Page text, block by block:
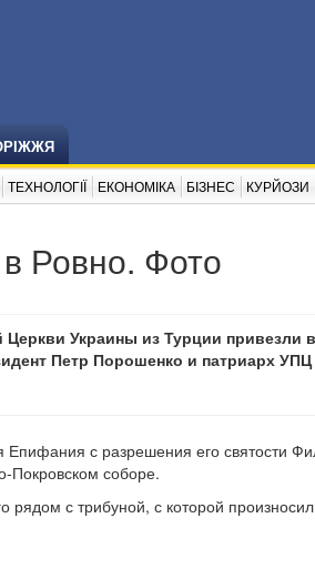
ТЕХНОЛОГІЇ ЕКОНОМІКА БІЗНЕС КУРЙОЗИ
Ровно. Фото
Украины из Турции привезли
Петр Порошенко и патриарх
с разрешения его святости
Покровском соборе.
с трибуной, с которой